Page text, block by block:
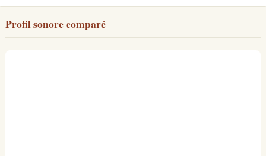
Profil sonore comparé